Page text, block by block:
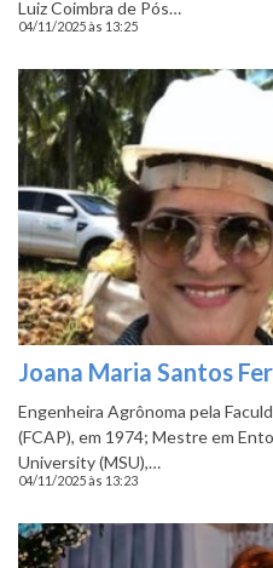
Luiz Coimbra de Pós…
04/11/2025 às 13:25
Joana Maria Santos
Engenheira Agrônoma pela
(FCAP), em 1974; Mestre em
University (MSU),…
04/11/2025 às 13:23